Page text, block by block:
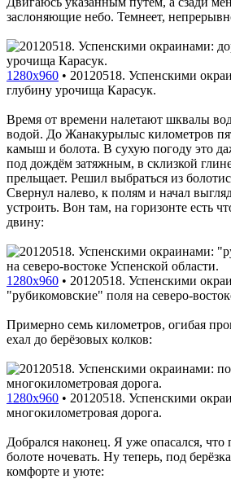
заслоняющие небо. Темнеет,
1280x960 • 20120518. Успенскими
глубину урочища Карасук.
Время от времени налетают шквалы
водой. До Жанакурылыс километров
камыш и болота. В сухую погоду это
под дождём затяжным, в склизкой
прельщает. Решил выбраться из
Свернул налево, к полям и начал
устроить. Вон там, на горизонте есть
двину:
1280x960 • 20120518. Успенскими
"рубикомовские" поля на северо-
Примерно семь километров, огибая
ехал до берёзовых колков:
1280x960 • 20120518. Успенскими
многокилометровая дорога.
Добрался наконец. Я уже опасался, что
болоте ночевать. Ну теперь, под
комфорте и уюте: